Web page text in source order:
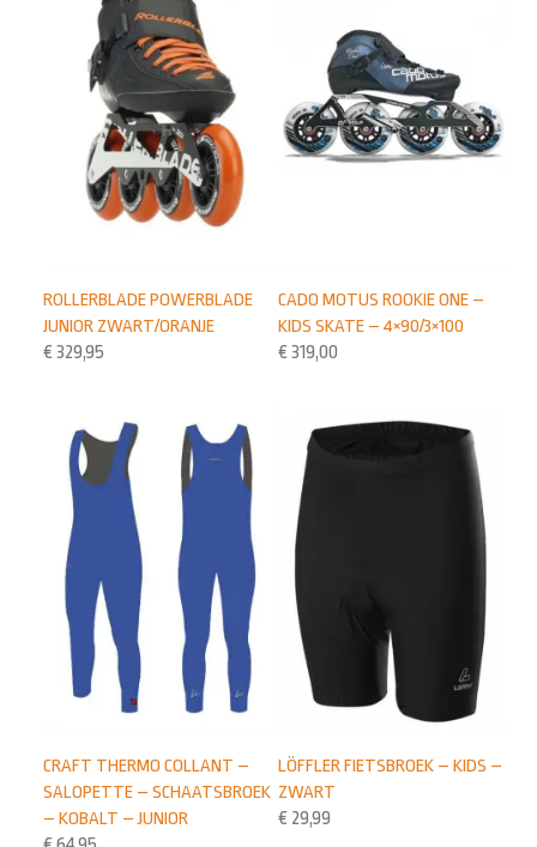
CADO MOTUS ROOKIE ONE –
KIDS SKATE – 4×90/3×100
€ 319,00
ROLLERBLADE POWERBLADE
JUNIOR ZWART/ORANJE
€ 329,95
LÖFFLER FIETSBROEK – KIDS –
ZWART
€ 29,99
CRAFT THERMO COLLANT –
SALOPETTE – SCHAATSBROEK
– KOBALT – JUNIOR